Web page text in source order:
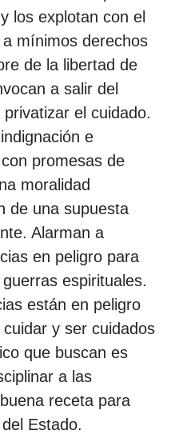
los explotan con el
mínimos derechos
de la libertad de
a salir del
el cuidado.
e
promesas de
moralidad
de una supuesta
Alarman a
en peligro para
espirituales.
están en peligro
y ser cuidados
que buscan es
a las
receta para
Estado.